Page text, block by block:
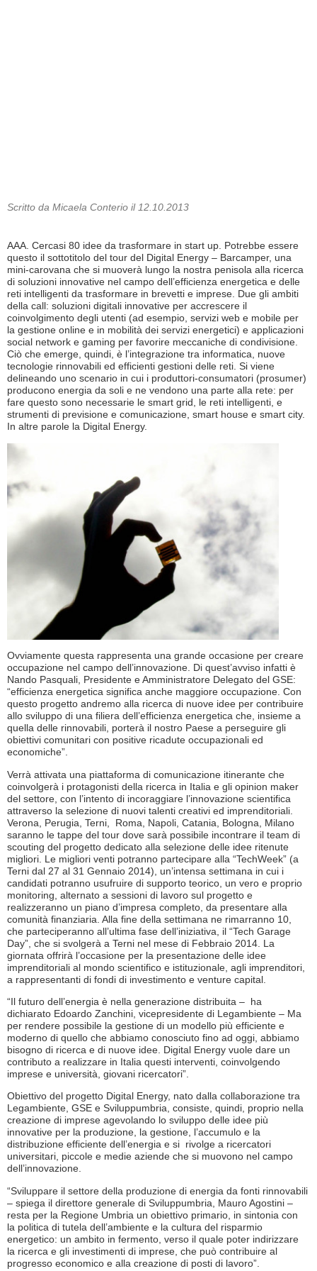
Scritto da Micaela Conterio il 12.10.2013
AAA. Cercasi 80 idee da trasformare in start up. Potrebbe essere
questo il sottotitolo del tour del Digital Energy – Barcamper, una
mini-carovana che si muoverà lungo la nostra penisola alla ricerca
di soluzioni innovative nel campo dell’efficienza energetica e delle
reti intelligenti da trasformare in brevetti e imprese. Due gli ambiti
della call: soluzioni digitali innovative per accrescere il
coinvolgimento degli utenti (ad esempio, servizi web e mobile per
la gestione online e in mobilità dei servizi energetici) e applicazioni
social network e gaming per favorire meccaniche di condivisione.
Ciò che emerge, quindi, è l’integrazione tra informatica, nuove
tecnologie rinnovabili ed efficienti gestioni delle reti. Si viene
delineando uno scenario in cui i produttori-consumatori (prosumer)
producono energia da soli e ne vendono una parte alla rete: per
fare questo sono necessarie le smart grid, le reti intelligenti, e
strumenti di previsione e comunicazione, smart house e smart city.
In altre parole la Digital Energy.
Ovviamente questa rappresenta una grande occasione per creare
occupazione nel campo dell’innovazione. Di quest’avviso infatti è
Nando Pasquali, Presidente e Amministratore Delegato del GSE:
“efficienza energetica significa anche maggiore occupazione. Con
questo progetto andremo alla ricerca di nuove idee per contribuire
allo sviluppo di una filiera dell’efficienza energetica che, insieme a
quella delle rinnovabili, porterà il nostro Paese a perseguire gli
obiettivi comunitari con positive ricadute occupazionali ed
economiche”.
Verrà attivata una piattaforma di comunicazione itinerante che
coinvolgerà i protagonisti della ricerca in Italia e gli opinion maker
del settore, con l’intento di incoraggiare l’innovazione scientifica
attraverso la selezione di nuovi talenti creativi ed imprenditoriali.
Verona, Perugia, Terni, Roma, Napoli, Catania, Bologna, Milano
saranno le tappe del tour dove sarà possibile incontrare il team di
scouting del progetto dedicato alla selezione delle idee ritenute
migliori. Le migliori venti potranno partecipare alla “TechWeek” (a
Terni dal 27 al 31 Gennaio 2014), un’intensa settimana in cui i
candidati potranno usufruire di supporto teorico, un vero e proprio
monitoring, alternato a sessioni di lavoro sul progetto e
realizzeranno un piano d’impresa completo, da presentare alla
comunità finanziaria. Alla fine della settimana ne rimarranno 10,
che parteciperanno all’ultima fase dell’iniziativa, il “Tech Garage
Day”, che si svolgerà a Terni nel mese di Febbraio 2014. La
giornata offrirà l’occasione per la presentazione delle idee
imprenditoriali al mondo scientifico e istituzionale, agli imprenditori,
a rappresentanti di fondi di investimento e venture capital.
“Il futuro dell’energia è nella generazione distribuita – ha
dichiarato Edoardo Zanchini, vicepresidente di Legambiente – Ma
per rendere possibile la gestione di un modello più efficiente e
moderno di quello che abbiamo conosciuto fino ad oggi, abbiamo
bisogno di ricerca e di nuove idee. Digital Energy vuole dare un
contributo a realizzare in Italia questi interventi, coinvolgendo
imprese e università, giovani ricercatori”.
Obiettivo del progetto Digital Energy, nato dalla collaborazione tra
Legambiente, GSE e Sviluppumbria, consiste, quindi, proprio nella
creazione di imprese agevolando lo sviluppo delle idee più
innovative per la produzione, la gestione, l’accumulo e la
distribuzione efficiente dell’energia e si rivolge a ricercatori
universitari, piccole e medie aziende che si muovono nel campo
dell’innovazione.
“Sviluppare il settore della produzione di energia da fonti rinnovabili
– spiega il direttore generale di Sviluppumbria, Mauro Agostini –
resta per la Regione Umbria un obiettivo primario, in sintonia con
la politica di tutela dell’ambiente e la cultura del risparmio
energetico: un ambito in fermento, verso il quale poter indirizzare
la ricerca e gli investimenti di imprese, che può contribuire al
progresso economico e alla creazione di posti di lavoro”.